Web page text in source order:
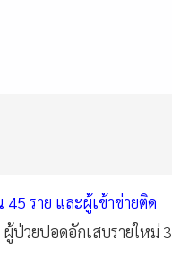
ราย และผู้เข้าข่ายติด
ป่วยปอดอักเสบรายใหม่ 3